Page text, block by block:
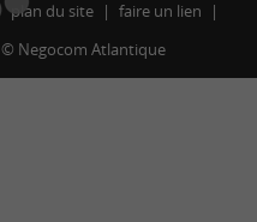
plan du site
faire un lien
© Negocom Atlantique